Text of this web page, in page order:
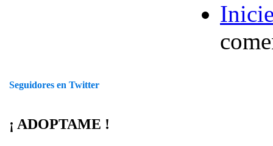
Seguidores en Twitter
¡ ADOPTAME !